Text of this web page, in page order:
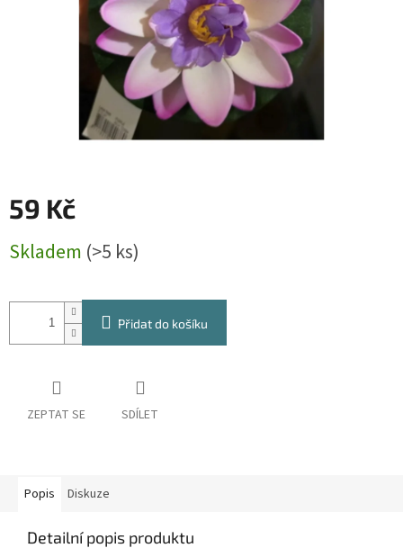
59 Kč
cena:
Skladem (>5 ks)
Přidat do košíku
ZEPTAT SE SDÍLET
Popis Diskuze
Detailní popis produktu